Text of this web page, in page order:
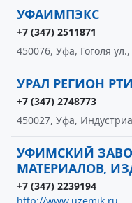
УФАИМПЭКС
+7 (347) 2511871
450076, Уфа, Гоголя
УРАЛ РЕГИОН
+7 (347) 2748773
450027, Уфа,
УФИМСКИЙ
МАТЕРИАЛОВ,
+7 (347) 2239194